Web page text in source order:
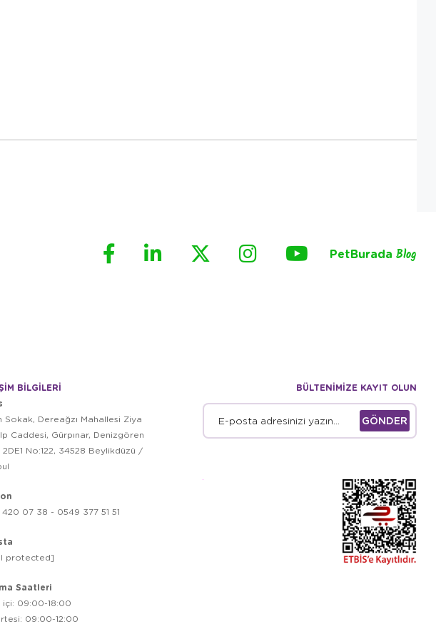
PetBurada Blog
BİLGİLERİ
Sokak, Dereağzı Mahallesi Ziya
Caddesi, Gürpınar, Denizgören
2DE1 No:122, 34528 Beylikdüzü /
07 38 - 0549 377 51 51
protected]
Saatleri
içi: 09:00-18:00
09:00-12:00
BÜLTENİMİZE KAYIT OLUN
GÖNDER